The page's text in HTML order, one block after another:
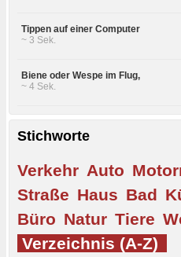
Tippen auf einer Computer
~ 3 Sek.
Biene oder Wespe im Flug,
~ 4 Sek.
Stichworte
Verkehr Auto
Straße Haus Bad
Büro Natur Tiere
Verzeichnis (A-Z)